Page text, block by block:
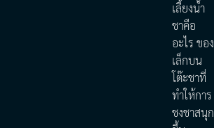
เลี้ยงน้ำ
ชาคือ
อะไร ของ
เล็กบน
โต๊ะชาที่
ทำให้การ
ชงชาสนุก